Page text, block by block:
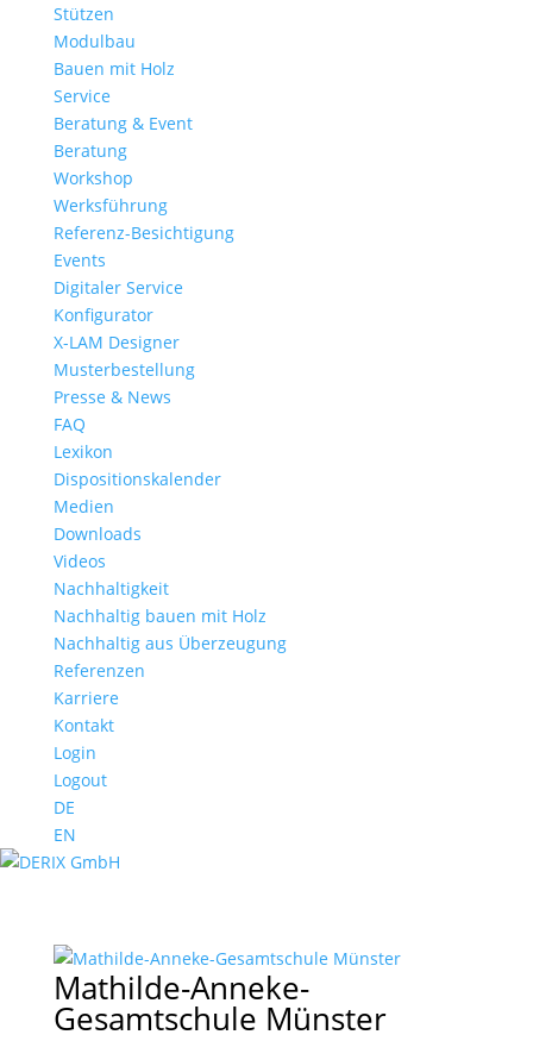
Stützen
Modulbau
Bauen mit Holz
Service
Beratung & Event
Beratung
Workshop
Werksführung
Referenz-Besichtigung
Events
Digitaler Service
Konfigurator
X-LAM Designer
Musterbestellung
Presse & News
FAQ
Lexikon
Dispositionskalender
Medien
Downloads
Videos
Nachhaltigkeit
Nachhaltig bauen mit Holz
Nachhaltig aus Überzeugung
Referenzen
Karriere
Kontakt
Login
Logout
DE
EN
Mathilde-Anneke-
Gesamtschule Münster